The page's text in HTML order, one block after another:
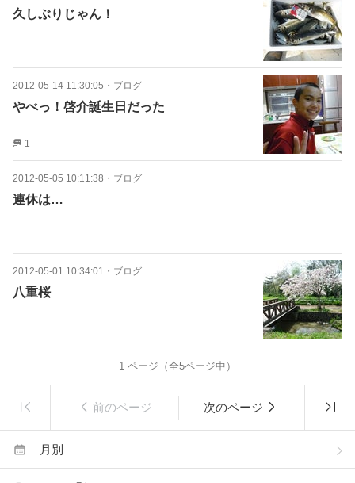
久しぶりじゃん！
2012-05-14 11:30:05 ・ ブログ
やべっ！啓介誕生日だった
1
2012-05-05 10:11:38 ・ ブログ
連休は…
2012-05-01 10:34:01 ・ ブログ
八重桜
1 ページ（全5ページ中）
前のページ 次のページ
月別